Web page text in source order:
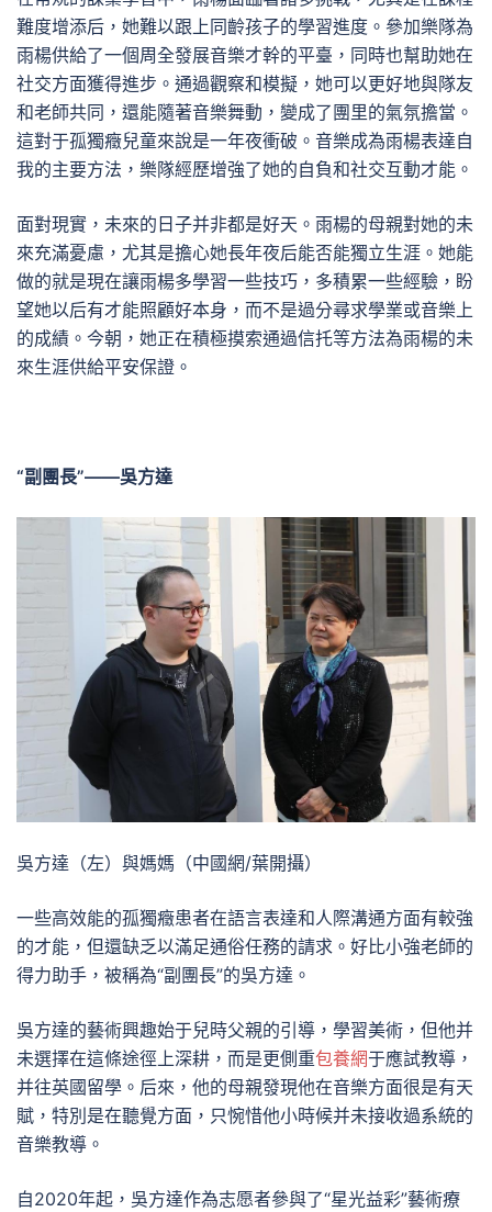
難度增添后，她難以跟上同齡孩子的學習進度。參加樂隊為
雨楊供給了一個周全發展音樂才幹的平臺，同時也幫助她在
社交方面獲得進步。通過觀察和模擬，她可以更好地與隊友
和老師共同，還能隨著音樂舞動，變成了團里的氣氛擔當。
這對于孤獨癥兒童來說是一年夜衝破。音樂成為雨楊表達自
我的主要方法，樂隊經歷增強了她的自負和社交互動才能。
面對現實，未來的日子并非都是好天。雨楊的母親對她的未
來充滿憂慮，尤其是擔心她長年夜后能否能獨立生涯。她能
做的就是現在讓雨楊多學習一些技巧，多積累一些經驗，盼
望她以后有才能照顧好本身，而不是過分尋求學業或音樂上
的成績。今朝，她正在積極摸索通過信托等方法為雨楊的未
來生涯供給平安保證。
“副團長”——吳方達
吳方達（左）與媽媽（中國網/葉開攝）
一些高效能的孤獨癥患者在語言表達和人際溝通方面有較強
的才能，但還缺乏以滿足通俗任務的請求。好比小強老師的
得力助手，被稱為“副團長”的吳方達。
吳方達的藝術興趣始于兒時父親的引導，學習美術，但他并
未選擇在這條途徑上深耕，而是更側重包養網于應試教導，
并往英國留學。后來，他的母親發現他在音樂方面很是有天
賦，特別是在聽覺方面，只惋惜他小時候并未接收過系統的
音樂教導。
自2020年起，吳方達作為志愿者參與了“星光益彩”藝術療